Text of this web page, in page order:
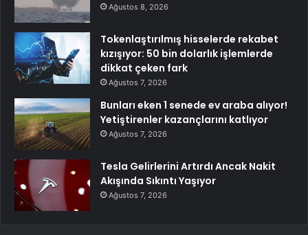
Ağustos 8, 2026
Tokenlaştırılmış hisselerde rekabet
kızışıyor: 50 bin dolarlık işlemlerde
dikkat çeken fark
Ağustos 7, 2026
Bunları eken 1 senede ev araba alıyor!
Yetiştirenler kazançlarını katlıyor
Ağustos 7, 2026
Tesla Gelirlerini Artırdı Ancak Nakit
Akışında Sıkıntı Yaşıyor
Ağustos 7, 2026